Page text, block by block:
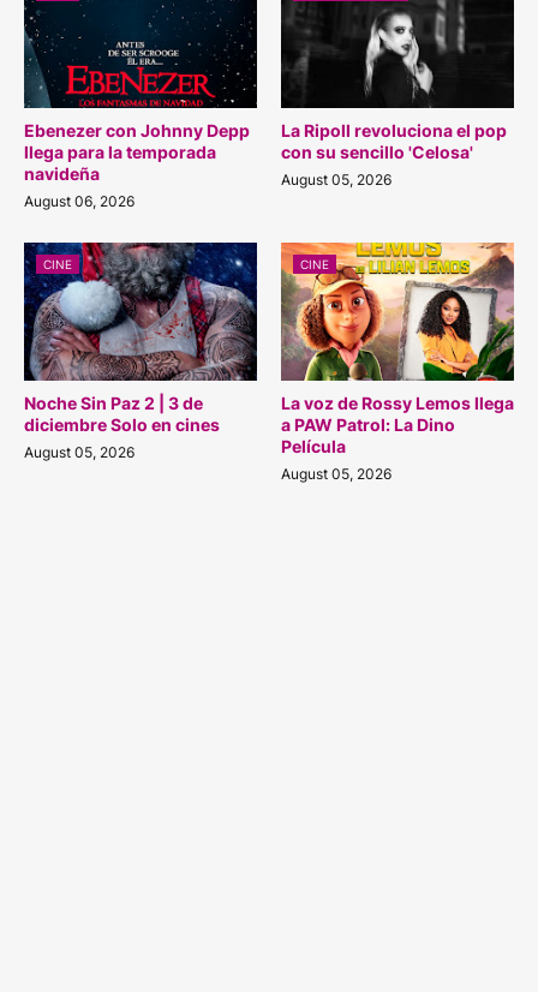
Ebenezer con Johnny Depp
llega para la temporada
navideña
August 06, 2026
La Ripoll revoluciona el pop
con su sencillo 'Celosa'
August 05, 2026
CINE
Noche Sin Paz 2 | 3 de
diciembre Solo en cines
August 05, 2026
CINE
La voz de Rossy Lemos llega
a PAW Patrol: La Dino
Película
August 05, 2026